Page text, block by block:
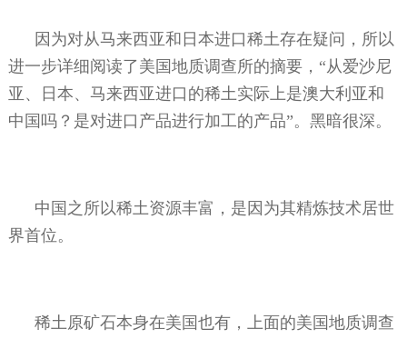
因为对从马来西亚和日本进口稀土存在疑问，所以
进一步详细阅读了美国地质调查所的摘要，“从爱沙尼
亚、日本、马来西亚进口的稀土实际上是澳大利亚和
中国吗？是对进口产品进行加工的产品”。黑暗很深。
中国之所以稀土资源丰富，是因为其精炼技术居世
界首位。
稀土原矿石本身在美国也有，上面的美国地质调查